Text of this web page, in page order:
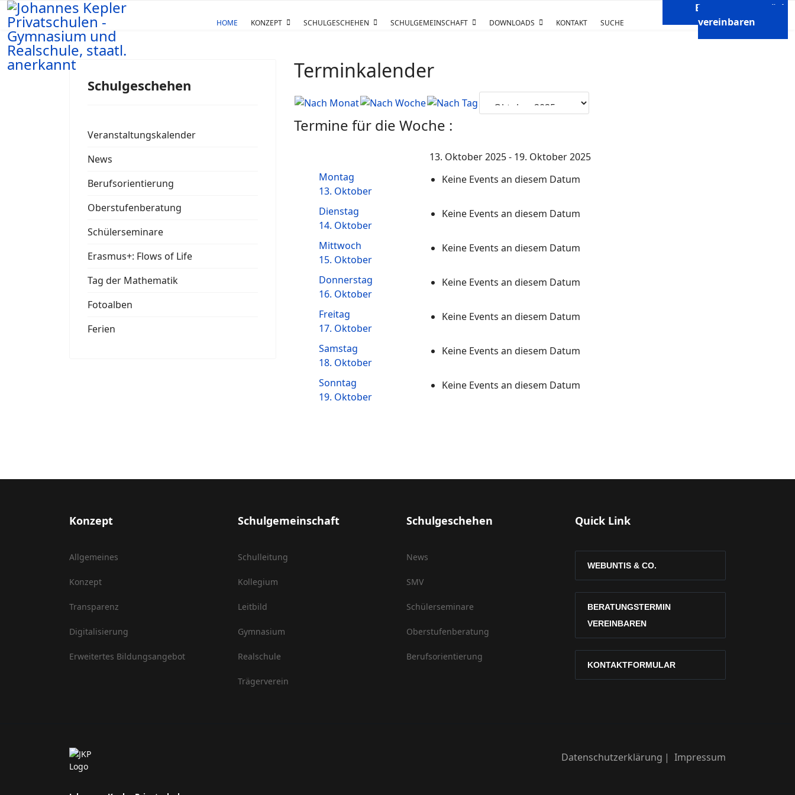
Beratungsgespräch
vereinbaren
HOME KONZEPT SCHULGESCHEHEN SCHULGEMEINSCHAFT DOWNLOADS KONTAKT SUCHE
Schulgeschehen
Veranstaltungskalender
News
Berufsorientierung
Oberstufenberatung
Schülerseminare
Erasmus+: Flows of Life
Tag der Mathematik
Fotoalben
Ferien
Terminkalender
Termine für die Woche :
13. Oktober 2025 - 19. Oktober 2025
Montag
13. Oktober
Keine Events an diesem Datum
Dienstag
14. Oktober
Keine Events an diesem Datum
Mittwoch
15. Oktober
Keine Events an diesem Datum
Donnerstag
16. Oktober
Keine Events an diesem Datum
Freitag
17. Oktober
Keine Events an diesem Datum
Samstag
18. Oktober
Keine Events an diesem Datum
Sonntag
19. Oktober
Keine Events an diesem Datum
Konzept
Allgemeines
Konzept
Transparenz
Digitalisierung
Erweitertes Bildungsangebot
Schulgemeinschaft
Schulleitung
Kollegium
Leitbild
Gymnasium
Realschule
Trägerverein
Schulgeschehen
News
SMV
Schülerseminare
Oberstufenberatung
Berufsorientierung
Quick Link
WEBUNTIS & CO.
BERATUNGSTERMIN
VEREINBAREN
KONTAKTFORMULAR
Datenschutzerklärung Impressum